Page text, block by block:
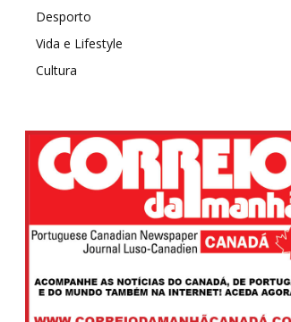
Desporto
Vida e Lifestyle
Cultura